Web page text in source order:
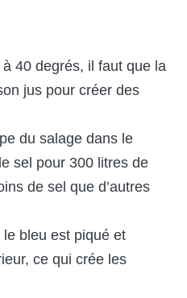
40 degrés, il faut que la
jus pour créer des
du salage dans le
sel pour 300 litres de
de sel que d’autres
le bleu est piqué et
ce qui crée les